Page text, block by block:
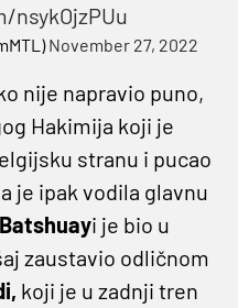
nsykOjzPUu
November 27, 2022
nije napravio puno,
Hakimija koji je
stranu i pucao
je ipak vodila glavnu
Batshuayi je bio u
zaustavio odličnom
koji je u zadnji tren